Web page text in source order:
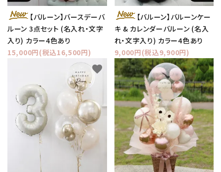
【バルーン】バースデーバ
ルーン 3点セット (名入れ・文字
入り) カラー4色あり
15,000円(税込16,500円)
【バルーン】バルーンケー
キ & カレンダーバルーン (名入
れ・文字入り) カラー4色あり
9,000円(税込9,900円)
favorite favorite